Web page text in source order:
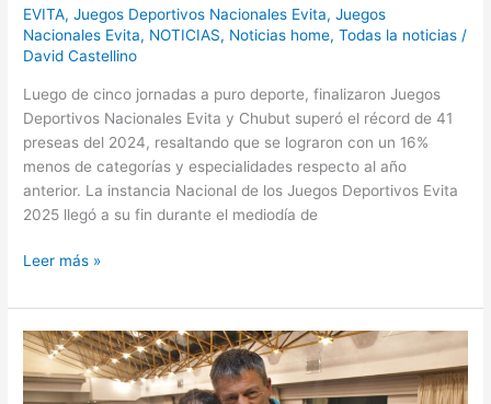
EVITA,Juegos Deportivos Nacionales Evita,Juegos
Nacionales Evita, NOTICIAS, Noticias home,Todas la noticias /
David Castellino
Luego de cinco jornadas a puro deporte, finalizaron Juegos
Deportivos Nacionales Evita y Chubut superó el récord de 41
preseas del 2024, resaltando que se lograron con un 16%
menos de categorías y especialidades respecto al año
anterior. La instancia Nacional de los Juegos Deportivos Evita
2025 llegó a su fin durante el mediodía de
Leer más »
Los
Juegos
Deportivos